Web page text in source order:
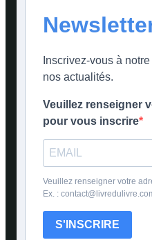
Inscrivez-vous à
nos actualités.
Veuillez renseigner
pour vous inscrire
Veuillez renseigner votre
Ex. :
S'INSCRIRE